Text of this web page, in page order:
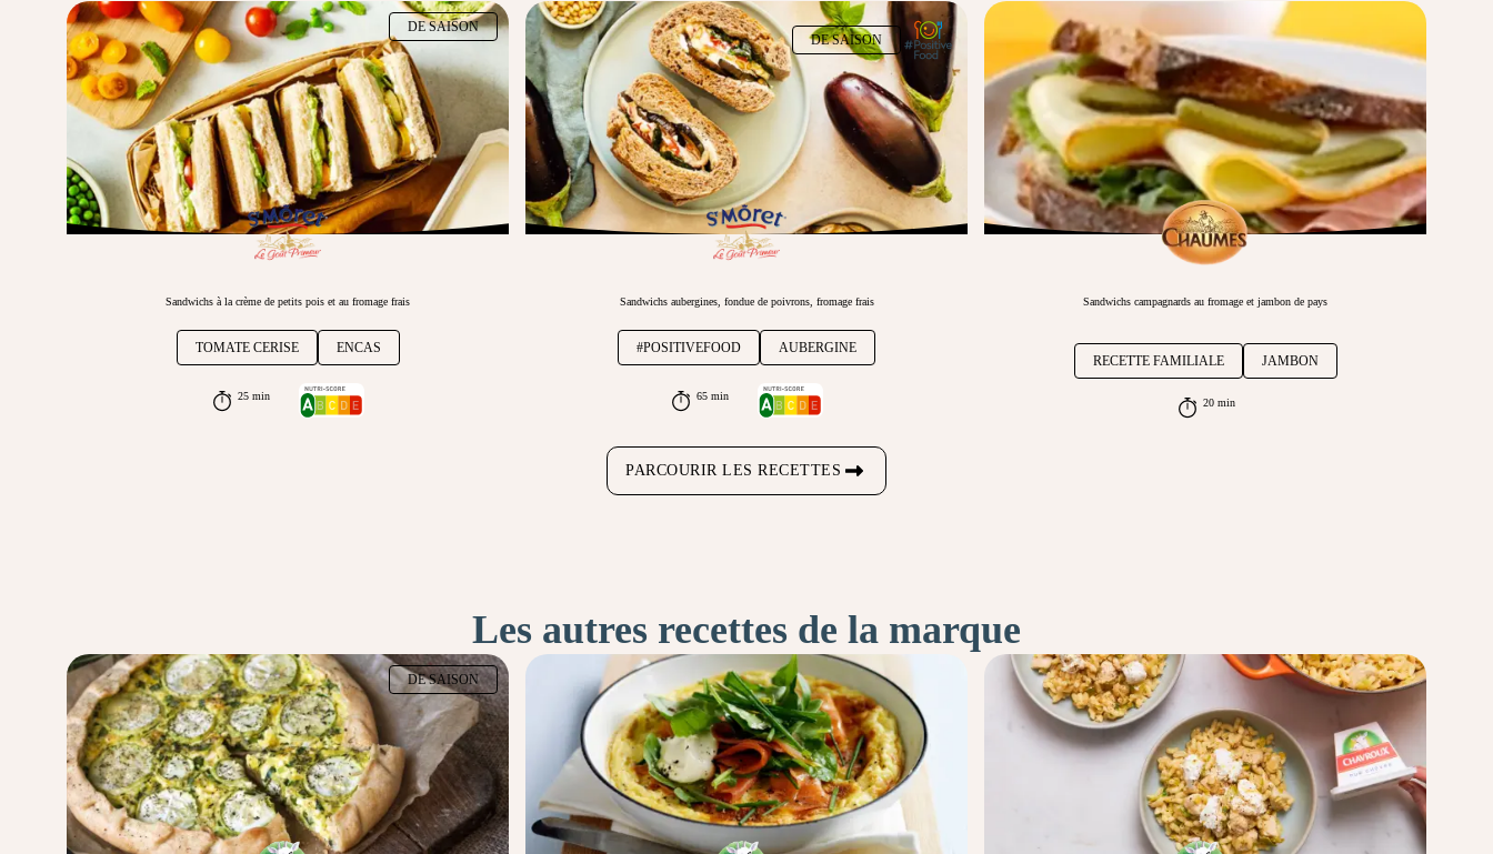
DE SAISON
Sandwichs à la crème de petits pois et au fromage frais
TOMATE CERISE ENCAS
25 min
DE SAISON
Sandwichs aubergines, fondue de poivrons, fromage frais
#POSITIVEFOOD AUBERGINE
65 min
Sandwichs campagnards au fromage et jambon de pays
RECETTE FAMILIALE JAMBON
20 min
PARCOURIR LES RECETTES
Les autres recettes de la marque
DE SAISON